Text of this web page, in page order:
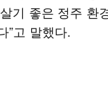
기 좋은 정주 환
”고 말했다.